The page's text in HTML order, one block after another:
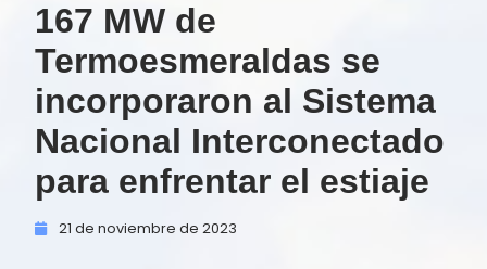
167 MW de
Termoesmeraldas se
incorporaron al Sistema
Nacional Interconectado
para enfrentar el estiaje
21 de noviembre de 2023